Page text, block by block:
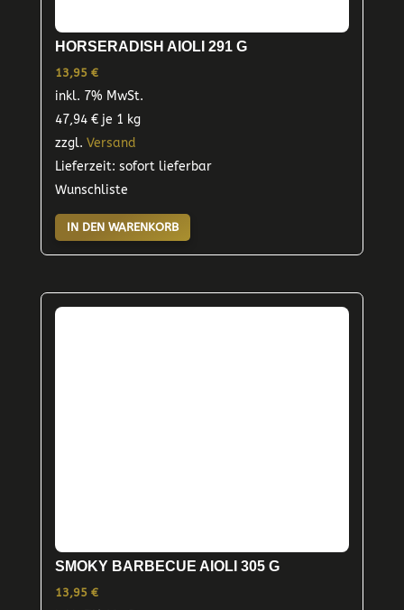
HORSERADISH AIOLI 291 G
13,95 €
inkl. 7% MwSt.
47,94 €je 1 kg
zzgl. Versand
Lieferzeit: sofort lieferbar
Wunschliste
IN DEN WARENKORB
SMOKY BARBECUE AIOLI 305 G
13,95 €